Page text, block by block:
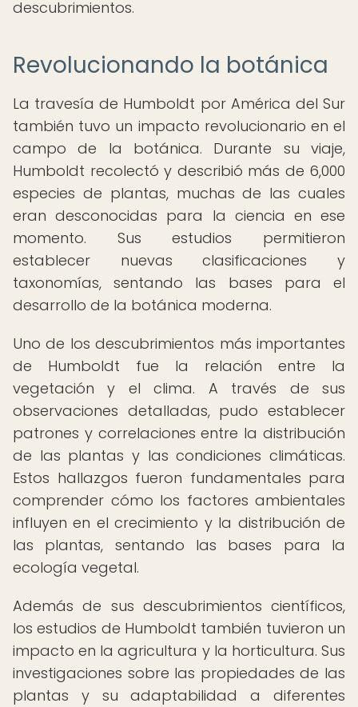
descubrimientos.
Revolucionando la botánica
La travesía de Humboldt por América del Sur
también tuvo un impacto revolucionario en el
campo de la botánica. Durante su viaje,
Humboldt recolectó y describió más de 6,000
especies de plantas, muchas de las cuales
eran desconocidas para la ciencia en ese
momento. Sus estudios permitieron
establecer nuevas clasificaciones y
taxonomías, sentando las bases para el
desarrollo de la botánica moderna.
Uno de los descubrimientos más importantes
de Humboldt fue la relación entre la
vegetación y el clima. A través de sus
observaciones detalladas, pudo establecer
patrones y correlaciones entre la distribución
de las plantas y las condiciones climáticas.
Estos hallazgos fueron fundamentales para
comprender cómo los factores ambientales
influyen en el crecimiento y la distribución de
las plantas, sentando las bases para la
ecología vegetal.
Además de sus descubrimientos científicos,
los estudios de Humboldt también tuvieron un
impacto en la agricultura y la horticultura. Sus
investigaciones sobre las propiedades de las
plantas y su adaptabilidad a diferentes